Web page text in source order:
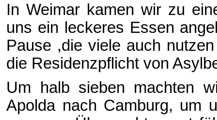
In Weimar kamen wir zu
uns ein leckeres Essen
Pause ,die viele auch
die Residenzpflicht von
Um halb sieben machten
Apolda nach Camburg, um